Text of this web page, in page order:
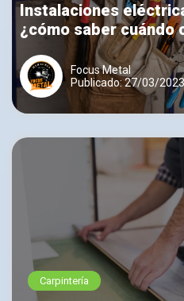
Instalaciones
¿cómo saber cuándo
Focus Metal
Publicado: 27/03/2023
Carpintería